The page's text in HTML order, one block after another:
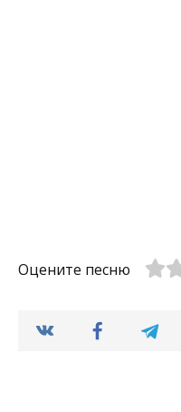
Оцените песню